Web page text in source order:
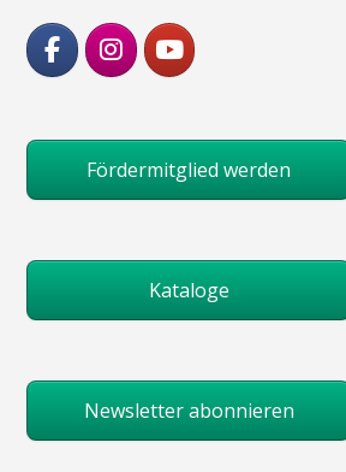
Fördermitglied werden
Kataloge
Newsletter abonnieren